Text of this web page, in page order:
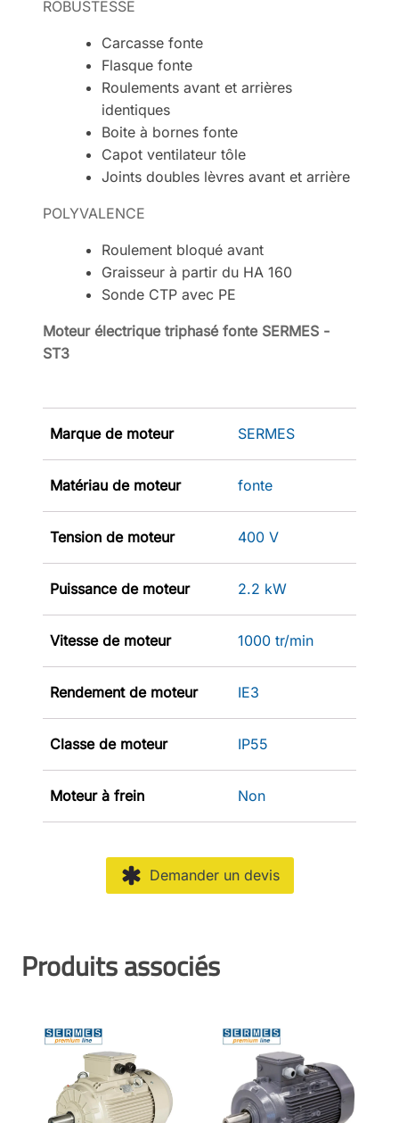
ROBUSTESSE
Carcasse fonte
Flasque fonte
Roulements avant et arrières
identiques
Boite à bornes fonte
Capot ventilateur tôle
Joints doubles lèvres avant et arrière
POLYVALENCE
Roulement bloqué avant
Graisseur à partir du HA 160
Sonde CTP avec PE
Moteur électrique triphasé fonte SERMES -
ST3
Marque de moteur SERMES
Matériau de moteur fonte
Tension de moteur 400 V
Puissance de moteur 2.2 kW
Vitesse de moteur 1000 tr/min
Rendement de moteur IE3
Classe de moteur IP55
Moteur à frein Non
Demander un devis
Produits associés